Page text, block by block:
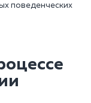
поведенческих